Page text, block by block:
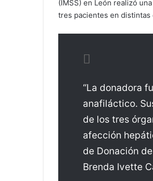
(IMSS) en León realizó
tres pacientes en distintas
“La donadora
anafiláctico.
de los tres
afección
de Donación
Brenda Ivette